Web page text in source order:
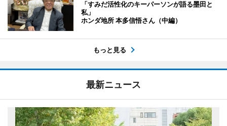
「すみだ活性化のキーパーソンが語る墨田と
私」
ホンダ地所 本多信悟さん（中編）
もっと見る
最新ニュース